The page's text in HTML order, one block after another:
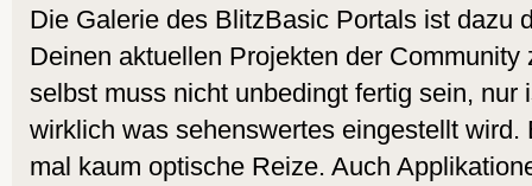
Die Galerie des BlitzBasic Portals ist dazu
Deinen aktuellen Projekten der
selbst muss nicht unbedingt fertig sein, nur
wirklich was sehenswertes eingestellt wird.
mal kaum optische Reize. Auch